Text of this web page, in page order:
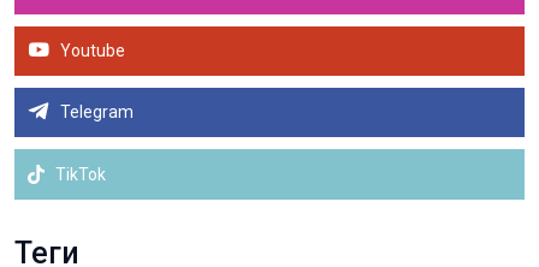
Youtube
Telegram
TikTok
Теги